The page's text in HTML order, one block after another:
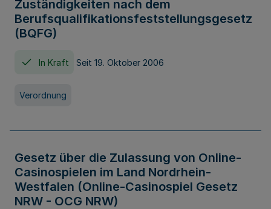
Zuständigkeiten nach dem
Berufsqualifikationsfeststellungsgesetz
(BQFG)
In Kraft Seit 19. Oktober 2006
Verordnung
Gesetz über die Zulassung von Online-
Casinospielen im Land Nordrhein-
Westfalen (Online-Casinospiel Gesetz
NRW - OCG NRW)